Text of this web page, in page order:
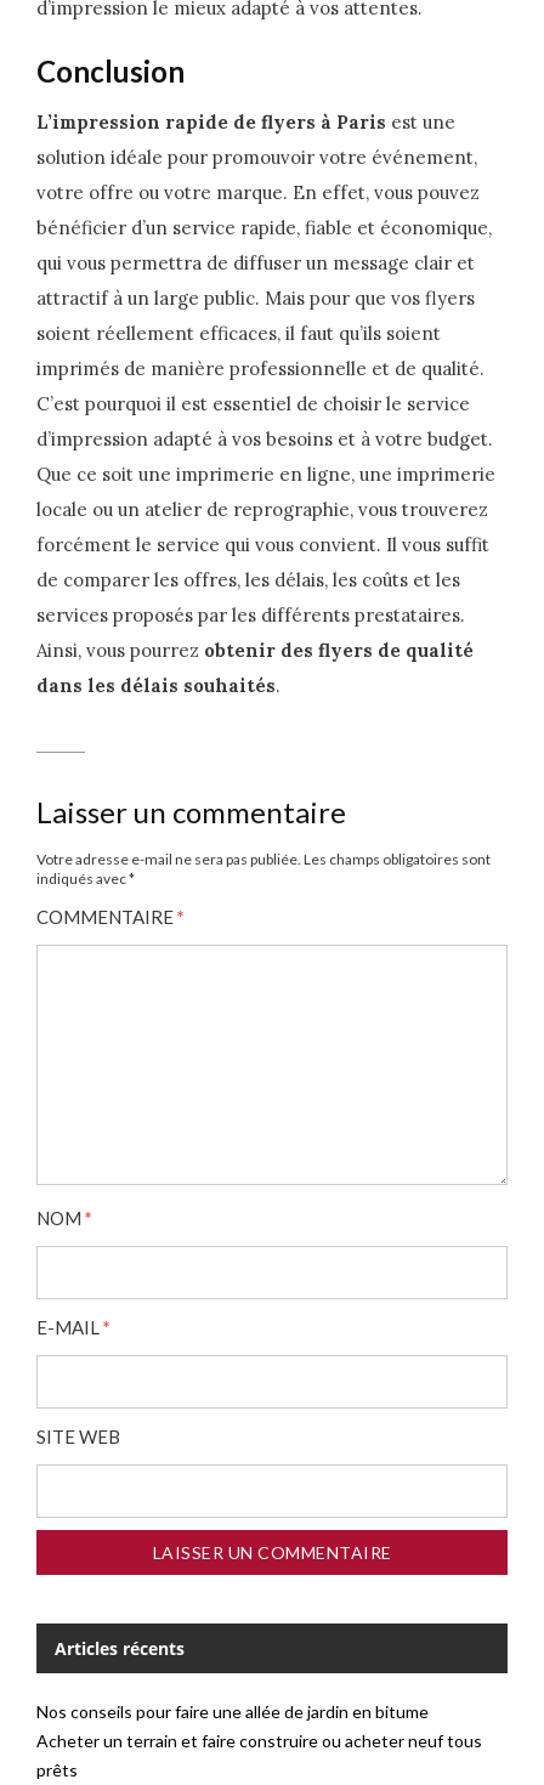
d’impression le mieux adapté à vos attentes.
Conclusion
L’impression rapide de flyers à Paris est une
solution idéale pour promouvoir votre événement,
votre offre ou votre marque. En effet, vous pouvez
bénéficier d’un service rapide, fiable et économique,
qui vous permettra de diffuser un message clair et
attractif à un large public. Mais pour que vos flyers
soient réellement efficaces, il faut qu’ils soient
imprimés de manière professionnelle et de qualité.
C’est pourquoi il est essentiel de choisir le service
d’impression adapté à vos besoins et à votre budget.
Que ce soit une imprimerie en ligne, une imprimerie
locale ou un atelier de reprographie, vous trouverez
forcément le service qui vous convient. Il vous suffit
de comparer les offres, les délais, les coûts et les
services proposés par les différents prestataires.
Ainsi, vous pourrez obtenir des flyers de qualité
dans les délais souhaités.
Laisser un commentaire
Votre adresse e-mail ne sera pas publiée. Les champs obligatoires sont
indiqués avec*
COMMENTAIRE*
NOM *
E-MAIL*
SITE WEB
Articles récents
Nos conseils pour faire une allée de jardin en bitume
Acheter un terrain et faire construire ou acheter neuf tous
prêts